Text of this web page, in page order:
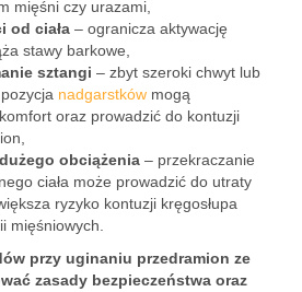
mięśni czy urazami,
od ciała – ogranicza aktywację
stawy barkowe,
sztangi – zbyt szeroki chwyt lub
nadgarstków mogą
oraz prowadzić do kontuzji
obciążenia – przekraczanie
ciała może prowadzić do utraty
ryzyko kontuzji kręgosłupa
mięśniowych.
przy uginaniu przedramion ze
zasady bezpieczeństwa oraz